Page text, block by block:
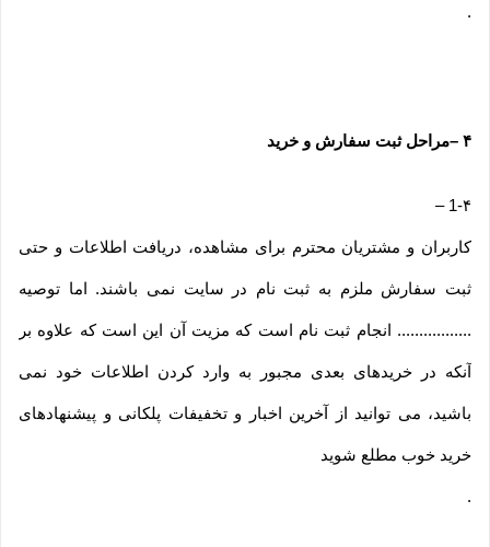
.
۴ –مراحل ثبت سفارش و خرید
1-۴ –
کاربران و مشتریان محترم برای مشاهده، دریافت اطلاعات و حتی
ثبت سفارش ملزم به ثبت نام در سایت نمی باشند. اما توصیه
................. انجام ثبت نام است که مزیت آن این است که علاوه بر
آنکه در خریدهای بعدی مجبور به وارد کردن اطلاعات خود نمی
باشید، می توانید از آخرین اخبار و تخفیفات پلکانی و پیشنهادهای
خرید خوب مطلع شوید
.